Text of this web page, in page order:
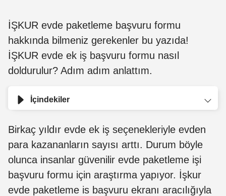
İŞKUR evde paketleme başvuru formu
hakkında bilmeniz gerekenler bu yazıda!
İŞKUR evde ek iş başvuru formu nasıl
doldurulur? Adım adım anlattım.
İçindekiler
Birkaç yıldır evde ek iş seçenekleriyle evden
para kazananların sayısı arttı. Durum böyle
olunca insanlar güvenilir evde paketleme işi
başvuru formu için araştırma yapıyor. İşkur
evde paketleme is başvuru ekranı aracılığıyla